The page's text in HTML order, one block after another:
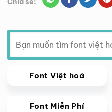
Chia sẽ:
Tìm
kiếm:
Font Việt hoá
Font Miễn Phí